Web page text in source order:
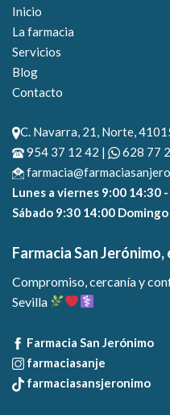
Inicio
La farmacia
Servicios
Blog
Contacto
C. Navarra, 21, Norte,
954 37 12 42 |
628 77
Lunes a viernes 9:00 14:30
Sábado 9:30 14:00
Farmacia San Jerónimo,
Compromiso, cercanía y
Sevilla
Farmacia San Jerónimo
farmaciasanje
farmaciasansjeronimo